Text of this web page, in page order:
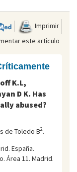
Imprimir
este artículo
K.L,
D K. Has
abused?
de Toledo B2.
España.
Área 11. Madrid.